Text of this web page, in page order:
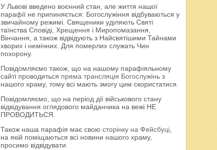
У Львові введено воєнний стан, але життя нашої
парафії не припиняється: Богослужіння відбуваються у
звичайному режимі. Священики уділяють Святі
таїнства Сповіді, Хрещення і Миропомазання,
Вінчання, а також відвідують з Найсвятішими Тайнами
хворих і немічних. Для померлих служать Чин
похорону.
Повідомляємо також, що на нашому парафіяльному
сайті проводиться пряма трансляція Богослужіньз
нашого храму, тому всі мають змогу цим скористатися.
Повідомляємо, що на період дії військового стану
відвідування оглядового майданчика на вежі НЕ
ПРОВОДИТЬСЯ.
Також наша парафія має свою сторінку на Фейсбуці,
на якій поміщаються всі новини нашого храму,
просимо відвідувати.